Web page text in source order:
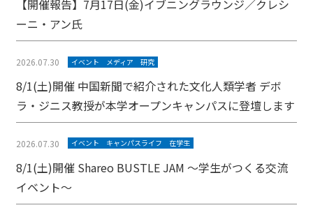
【開催報告】7月17日(金)イブニングラウンジ／クレシ
ーニ・アン氏
2026.07.30 イベント メディア 研究
8/1(土)開催 中国新聞で紹介された文化人類学者 デボ
ラ・ジニス教授が本学オープンキャンパスに登壇します
2026.07.30 イベント キャンパスライフ 在学生
8/1(土)開催 Shareo BUSTLE JAM ～学生がつくる交流
イベント～